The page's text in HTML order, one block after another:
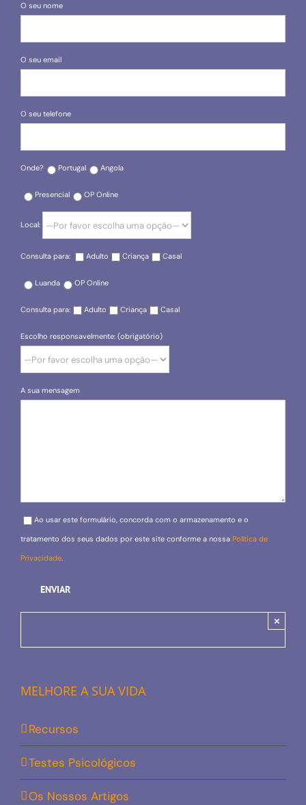
O seu nome
O seu email
O seu telefone
Onde? Portugal Angola
Presencial OP Online
Local:
Consulta para: Adulto Criança Casal
Luanda OP Online
Consulta para: Adulto Criança Casal
Escolho responsavelmente: (obrigatório)
A sua mensagem
Please leave this field empty.
Ao usar este formulário, concorda com o armazenamento e o
tratamento dos seus dados por este site conforme a nossa Política de
Privacidade.
×
MELHORE A SUA VIDA
Recursos
Testes Psicológicos
Os Nossos Artigos